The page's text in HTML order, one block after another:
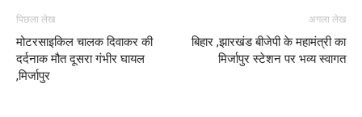
पिछला लेख
मोटरसाइकिल चालक दिवाकर की
दर्दनाक मौत दूसरा गंभीर घायल
,मिर्जापुर
अगला लेख
बिहार ,झारखंड बीजेपी के महामंत्री का
मिर्जापुर स्टेशन पर भव्य स्वागत